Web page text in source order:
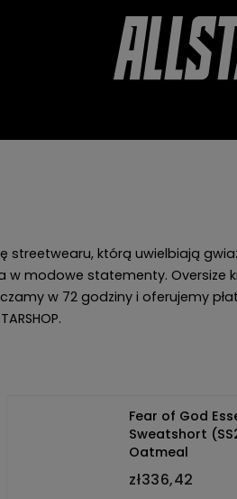
streetwearu, którą uwielbiają
w modowe statementy.
w 72 godziny i oferujemy
Fear of God
Sweatshort
Oatmeal
zł336,42